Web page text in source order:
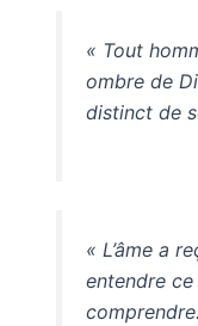
« Tout
ombre de
distinct de
« L’âme a
entendre ce